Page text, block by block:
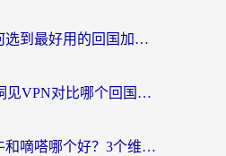
海外党必看：如何选到最好用的回国加速器？从节点到售后的全维度指南
ChickCN VPN和洞见VPN对比哪个回国效果更好？海外党亲测3款加速器+避坑指南
海外党必看：斧牛和嘀嗒哪个好？3个维度教你选对回国加速器